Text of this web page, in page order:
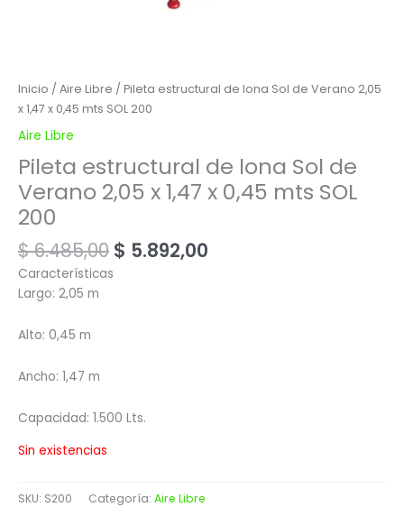
Inicio / Aire Libre / Pileta estructural de lona Sol de Verano 2,05
x 1,47 x 0,45 mts SOL 200
Aire Libre
Pileta estructural de lona Sol de
Verano 2,05 x 1,47 x 0,45 mts SOL
200
$6.485,00 $ 5.892,00
Características
Largo: 2,05 m
Alto: 0,45 m
Ancho: 1,47 m
Capacidad: 1.500 Lts.
Sin existencias
SKU: S200 Categoría: Aire Libre